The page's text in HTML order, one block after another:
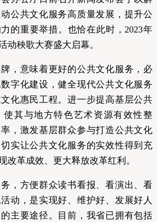
公共文化服务高质量发展，提升公
的重要举措。也恰在此时，2023年
动秧歌大赛盛大启幕。
意味着更好的公共文化服务，必
字化建设，健全现代公共文化服务
化惠民工程。进一步提高基层公共
使其与地方特色艺术资源有效性整
，激发基层群众参与打造公共文化
实让公共文化服务的实效性得到充
改革成效、更大释放改革红利。
方便群众读书看报、看演出、看
动，是实现好、维护好、发展好人
主要途径。目前，我省已拥有包括